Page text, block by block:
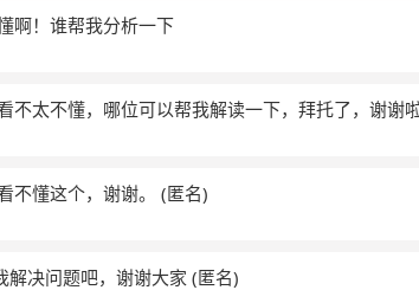
啊！谁帮我分析一下
不太不懂，哪位可以帮我解读一下，拜托了，谢谢
不懂这个，谢谢。 (匿名)
解决问题吧，谢谢大家 (匿名)